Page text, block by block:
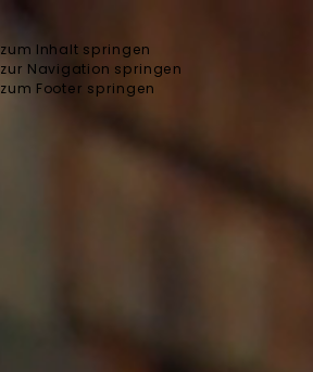
zum Inhalt springen
zur Navigation springen
zum Footer springen